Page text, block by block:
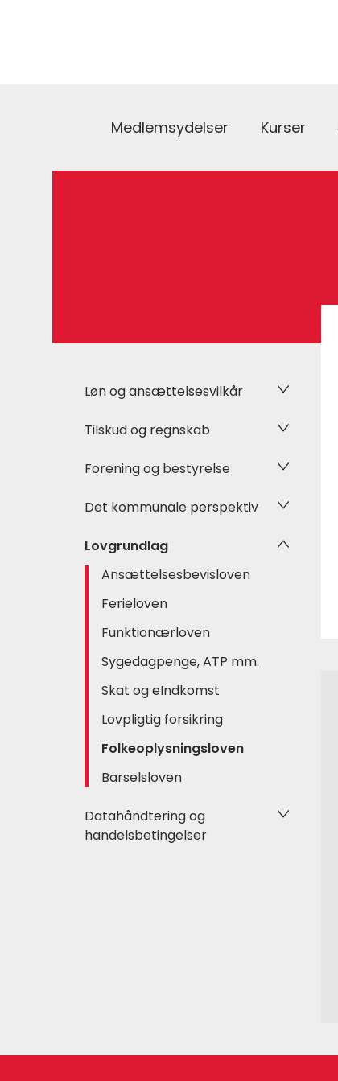
Medlemsydelser Kurser
Løn og ansættelsesvilkår
Tilskud og regnskab
Forening og bestyrelse
Det kommunale perspektiv
Lovgrundlag
Ansættelsesbevisloven
Ferieloven
Funktionærloven
Sygedagpenge, ATP mm.
Skat og eIndkomst
Lovpligtig forsikring
Folkeoplysningsloven
Barselsloven
Datahåndtering og
handelsbetingelser